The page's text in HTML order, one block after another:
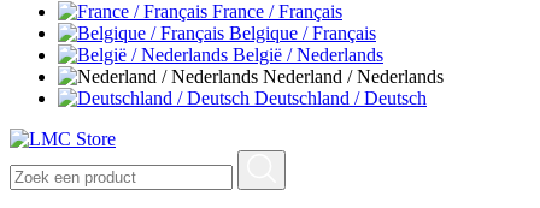
France / Français
Belgique / Français
België / Nederlands
Nederland / Nederlands
Deutschland / Deutsch